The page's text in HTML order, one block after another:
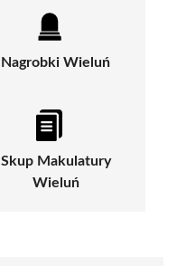
Nagrobki Wieluń
Skup Makulatury
Wieluń